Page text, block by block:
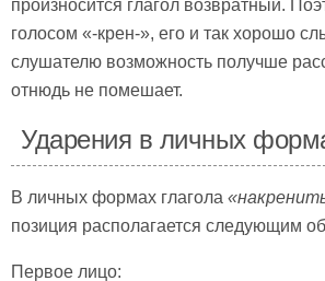
произносится глагол возвратный.
голосом «-крен-», его и так хорошо
слушателю возможность получше
отнюдь не помешает.
Ударения в личных
В личных формах глагола
позиция располагается следующим
Первое лицо: